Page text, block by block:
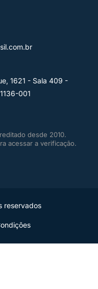
1621 - Sala 409 -
001
desde 2010.
acessar a verificação.
reservados